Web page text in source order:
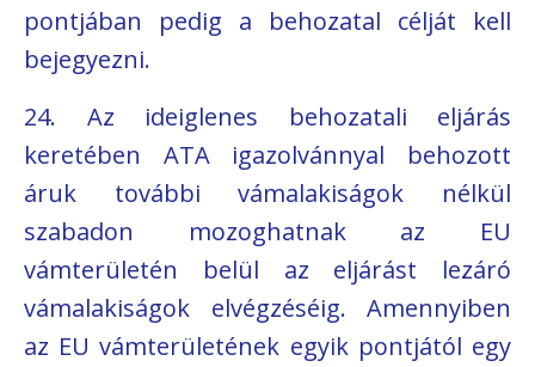
pontjában pedig a behozatal célját kell
bejegyezni.
24. Az ideiglenes behozatali eljárás
keretében ATA igazolvánnyal behozott
áruk további vámalakiságok nélkül
szabadon mozoghatnak az EU
vámterületén belül az eljárást lezáró
vámalakiságok elvégzéséig. Amennyiben
az EU vámterületének egyik pontjától egy